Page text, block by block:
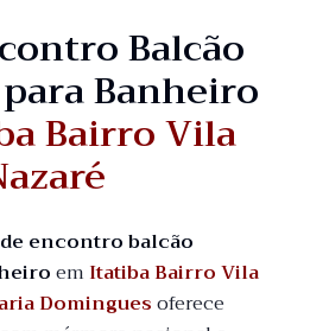
Balcão
Banheiro
Bairro Vila
encontro balcão
em Itatiba Bairro Vila
Dominguesoferece